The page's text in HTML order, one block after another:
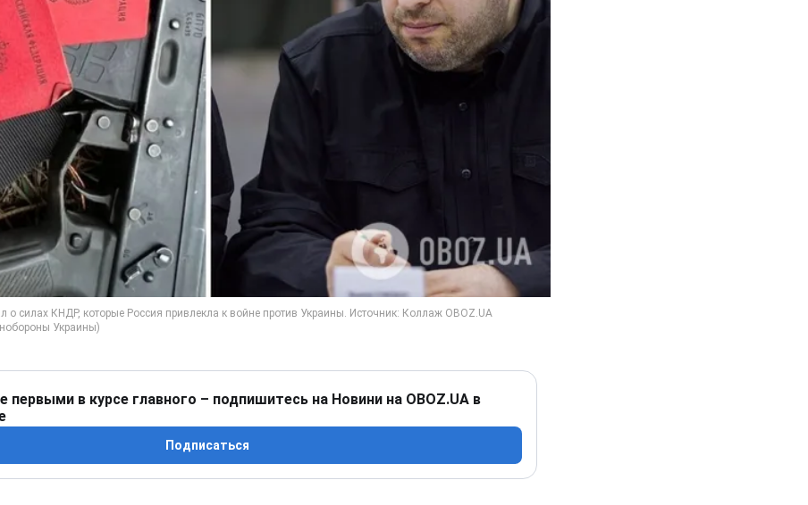
первыми в курсе главного – подпишитесь на Новини на OBOZ.UA в
Подписаться